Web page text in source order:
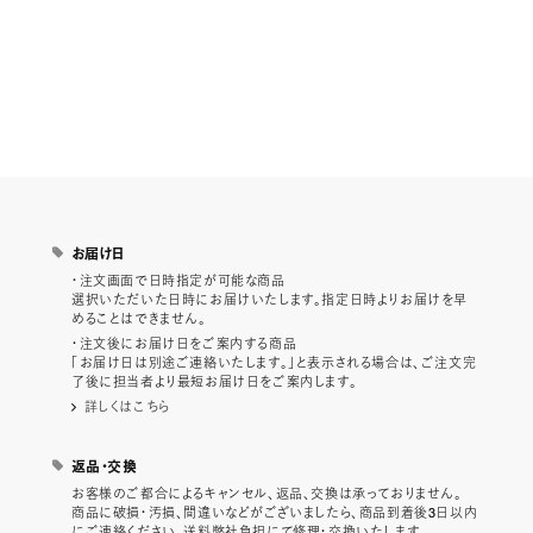
お届け日
・注文画面で日時指定が可能な商品
選択いただいた日時にお届けいたします。指定日時よりお届けを早
めることはできません。
・注文後にお届け日をご案内する商品
「お届け日は別途ご連絡いたします。」と表示される場合は、ご注文完
了後に担当者より最短お届け日をご案内します。
詳しくはこちら
返品・交換
お客様のご都合によるキャンセル、返品、交換は承っておりません。
商品に破損・汚損、間違いなどがございましたら、商品到着後3日以内